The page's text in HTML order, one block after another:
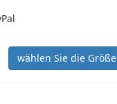
wählen Sie die Größe